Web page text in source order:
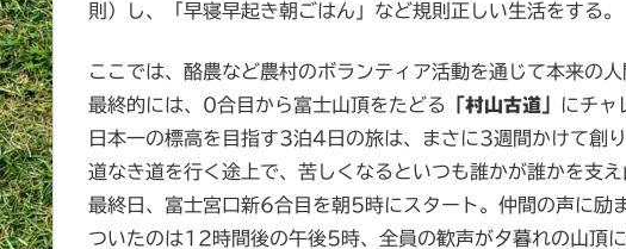
則）し、「早寝早起き朝ごはん」など規則正しい生活をする。
ここでは、酪農など農村のボランティア活動を通じて本来の
最終的には、0合目から富士山頂をたどる 「村山古道」
にチャ
日本一の標高を目指す3泊4日の旅は、まさに3週間かけて創
道なき道を行く途上で、苦しくなるといつも誰かが誰かを支え
最終日、富士宮口新6合目を朝5時にスタート。仲間の声に励
ついたのは12時間後の午後5時、全員の歓声が夕暮れの山頂に